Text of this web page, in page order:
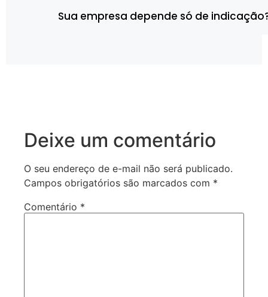
Sua empresa depende só de
Deixe um comentário
O seu endereço de e-mail não será publicado.
Campos obrigatórios são marcados com *
Comentário *